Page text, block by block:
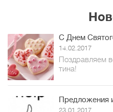
С Днем
14.02.2017
Поздравляем
тина!
Предложения
23.01.2017